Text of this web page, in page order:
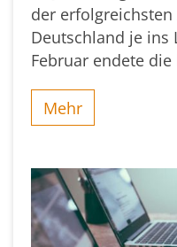
der
Deutschland je ins
Februar endete
Mehr